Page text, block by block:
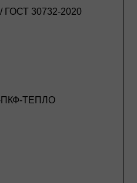
ГОСТ 30732-2020
ПКФ-ТЕПЛО